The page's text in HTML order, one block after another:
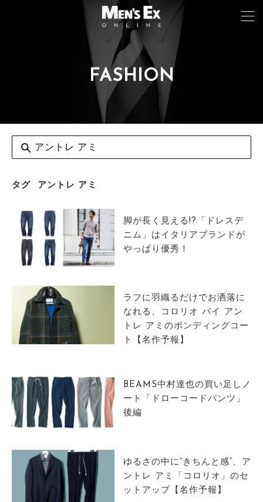
FASHION
タグ アントレ アミ
脚が長く見える!?「ドレスデ
ニム」はイタリアブランドが
やっぱり優秀！
ラフに羽織るだけでお洒落に
なれる、コロリオ バイ アン
トレ アミのボンディングコー
ト【名作予報】
BEAMS中村達也の買い足しノ
ート「ドローコードパンツ」
後編
ゆるさの中に”きちんと感”、ア
ントレ アミ「コロリオ」のセ
ットアップ【名作予報】
CAR&BIKE
LIFESTYLE
MAGAZINE
ABOUT SITE
サイトマップ